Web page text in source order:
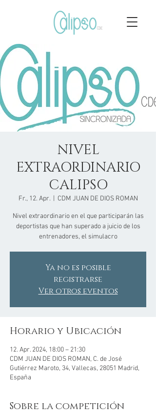
NIVEL
EXTRAORDINARIO
CALIPSO
Fr., 12. Apr.
  |
CDM JUAN DE DIOS ROMAN
Nivel extraordinario en el que participarán las
deportistas que han superado a juicio de los
entrenadores, el simulacro
Ya no es posible
registrarse
Ver otros eventos
Horario y Ubicación
12. Apr. 2024, 18:00 – 21:30
CDM JUAN DE DIOS ROMAN, C. de José
Gutiérrez Maroto, 34, Vallecas, 28051 Madrid,
España
Sobre la competición